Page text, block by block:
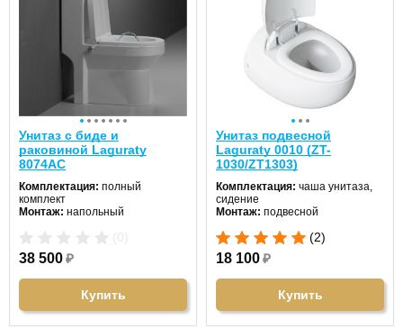
Унитаз с биде и
раковиной Laguraty
8074AC
Комплектация: полный
комплект
Монтаж: напольный
Цвет унитаза:
Длина:70 см
78 см
38 500₽
Купить
Унитаз подвесной
Laguraty 0010 (ZT-
1030/ZT1303)
Комплектация: чаша унитаза,
сидение
Монтаж: подвесной
горизонтальный (в стену)
Цвет унитаза:
Длина:58 см
41 см
(2)
18 100₽
Купить